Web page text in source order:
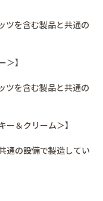
ツを含む製品と共通の
＞】
ツを含む製品と共通の
ー＆クリーム＞】
通の設備で製造してい